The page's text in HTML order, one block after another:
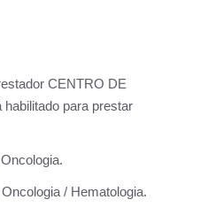
CENTRO DE
para prestar
Oncologia / Hematologia.